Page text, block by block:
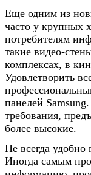
Еще одним из
часто у крупных
потребителям
такие видео-
комплексах, в
Удовлетворить
панелей
требования,
более высокие.
Не всегда удобно
Иногда самым